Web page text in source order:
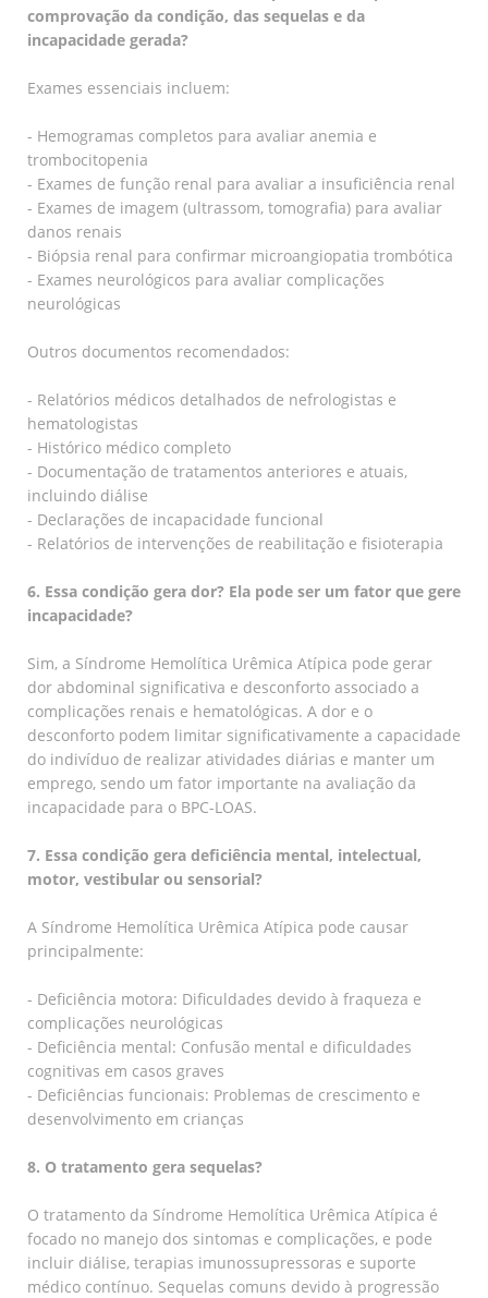
comprovação da condição, das sequelas e da
incapacidade gerada?
Exames essenciais incluem:
- Hemogramas completos para avaliar anemia e
trombocitopenia
- Exames de função renal para avaliar a insuficiência renal
- Exames de imagem (ultrassom, tomografia) para avaliar
danos renais
- Biópsia renal para confirmar microangiopatia trombótica
- Exames neurológicos para avaliar complicações
neurológicas
Outros documentos recomendados:
- Relatórios médicos detalhados de nefrologistas e
hematologistas
- Histórico médico completo
- Documentação de tratamentos anteriores e atuais,
incluindo diálise
- Declarações de incapacidade funcional
- Relatórios de intervenções de reabilitação e fisioterapia
6. Essa condição gera dor? Ela pode ser um fator que gere
incapacidade?
Sim, a Síndrome Hemolítica Urêmica Atípica pode gerar
dor abdominal significativa e desconforto associado a
complicações renais e hematológicas. A dor e o
desconforto podem limitar significativamente a capacidade
do indivíduo de realizar atividades diárias e manter um
emprego, sendo um fator importante na avaliação da
incapacidade para o BPC-LOAS.
7. Essa condição gera deficiência mental, intelectual,
motor, vestibular ou sensorial?
A Síndrome Hemolítica Urêmica Atípica pode causar
principalmente:
- Deficiência motora: Dificuldades devido à fraqueza e
complicações neurológicas
- Deficiência mental: Confusão mental e dificuldades
cognitivas em casos graves
- Deficiências funcionais: Problemas de crescimento e
desenvolvimento em crianças
8. O tratamento gera sequelas?
O tratamento da Síndrome Hemolítica Urêmica Atípica é
focado no manejo dos sintomas e complicações, e pode
incluir diálise, terapias imunossupressoras e suporte
médico contínuo. Sequelas comuns devido à progressão